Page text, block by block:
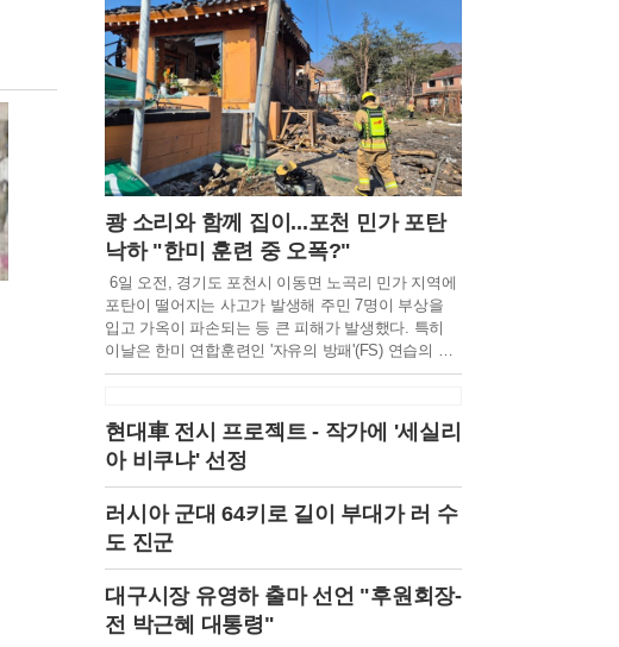
쾅 소리와 함께 집이...포천 민가 포탄
낙하 "한미 훈련 중 오폭?"
6일 오전, 경기도 포천시 이동면 노곡리 민가 지역에
포탄이 떨어지는 사고가 발생해 주민 7명이 부상을
입고 가옥이 파손되는 등 큰 피해가 발생했다. 특히
이날은 한미 연합훈련인 '자유의 방패'(FS) 연습의 일
환으로 대규모 연합·합동 통합화력 실사격 훈련이 진
게가 실리고 있다.소방당국에 따르면, 이날 오전 10시
5분경 포천시 이동면 노곡리 낭유대교 인근에서 "포
탄이 떨어졌다"는 내용의 신고가 18건이나 동시다발
적으로 접수됐다. 신고를 받고 즉시 출동한 소방당국
은 현장에서 중상 4명, 경상 3명 등 총 7명의 부상자를
확인하고 인근 병원으로 긴급 이송 조치했다.사고 현
장은 그야말로 아수라장이었다. 포탄 폭발로 인해 인
주변에는 포탄 파편과 건물 잔해가 흩어져 있었다. 소
방당국은 장비 30대와 인력 78명을 투입해 추가 피해
현대車 전시 프로젝트 - 작가에 '세실리
아 비쿠냐' 선정
러시아 군대 64키로 길이 부대가 러 수
도 진군
대구시장 유영하 출마 선언 "후원회장-
전 박근혜 대통령"